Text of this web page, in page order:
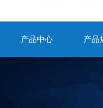
产品中心 产品